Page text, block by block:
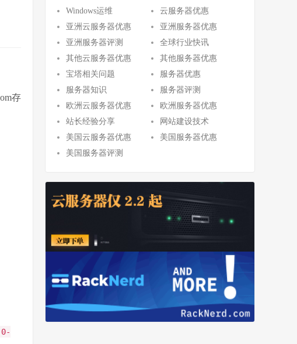
存
Windows运维
云服务器优惠
亚洲云服务器优惠
亚洲服务器优惠
亚洲服务器评测
全球行业快讯
其他云服务器优惠
其他服务器优惠
宝塔相关问题
服务器优惠
服务器知识
服务器评测
欧洲云服务器优惠
欧洲服务器优惠
站长经验分享
网站建设技术
美国云服务器优惠
美国服务器优惠
美国服务器评测